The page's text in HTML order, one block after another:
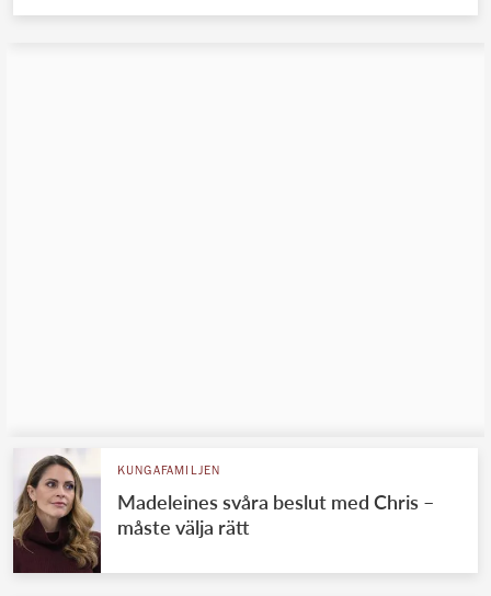
KUNGAFAMILJEN
Madeleines svåra beslut med Chris –
måste välja rätt